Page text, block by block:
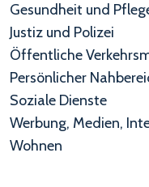
Gesundheit und
Justiz und Polizei
Öffentliche
Persönlicher
Soziale Dienste
Werbung, Medien,
Wohnen